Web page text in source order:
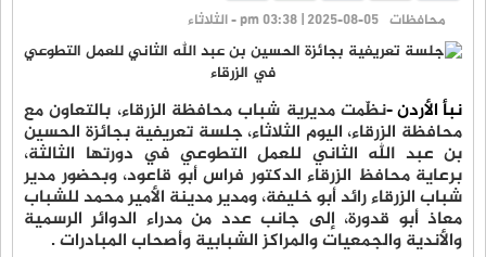
محافظات pm 03:38 | 2025-08-05 - الثلاثاء
نبأ الأردن -نظّمت مديرية شباب محافظة الزرقاء، بالتعاون مع
محافظة الزرقاء، اليوم الثلاثاء، جلسة تعريفية بجائزة الحسين
بن عبد الله الثاني للعمل التطوعي في دورتها الثالثة،
برعاية محافظ الزرقاء الدكتور فراس أبو قاعود، وبحضور مدير
شباب الزرقاء رائد أبو خليفة، ومدير مدينة الأمير محمد للشباب
معاذ أبو قدورة، إلى جانب عدد من مدراء الدوائر الرسمية
والأندية والجمعيات والمراكز الشبابية وأصحاب المبادرات .